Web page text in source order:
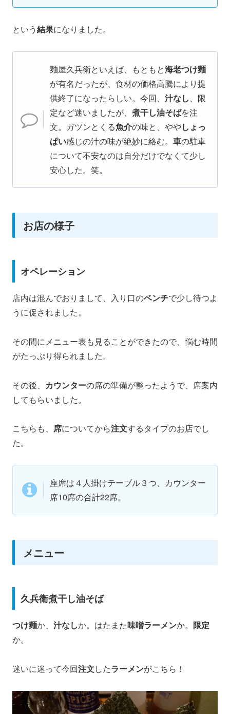
という結果になりました。
麺屋久兵衛といえば、もともと海老つけ麺
が有名だったが、食材の価格高騰により提
供終了になったらしい。今回、 汁なし、限
定など迷いましたが、 煮干し油そばを注
文。ガツンとくる魚介の味と、ややしょっ
ぱい感じの汁の味が絶妙に絡む。 車の駐車
について不安なのは自分だけでなくて少し
安心した。笑。
お店の様子
オペレーション
店内は混んでおりまして、入り口のベンチで少し待つよ
うに促されました。
その間にメニュー表も見ることができたので、悩む時間
がたっぷり得られました。
その後、 カウンターの席の準備が整ったようで、席案内
してもらいました。
こちらも、 席についてから注文するタイプのお店でし
た。
座席は４人掛けテーブル３つ、カウンター
席10席の合計22席。
メニュー
久兵衛煮干し油そば
つけ麺か、 汁なしか。はたまた味噌ラーメンか。 限定
か。
迷いに迷って今回注文したラーメンがこちら！